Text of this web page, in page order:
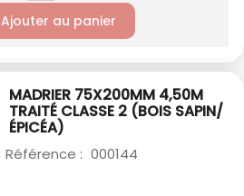
Ajouter au panier
MADRIER 75X200MM 4,50M
TRAITÉ CLASSE 2 (BOIS SAPIN/
ÉPICÉA)
Référence : 000144